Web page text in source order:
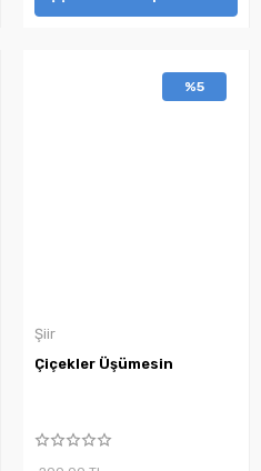
%5
Şiir
Çiçekler Üşümesin